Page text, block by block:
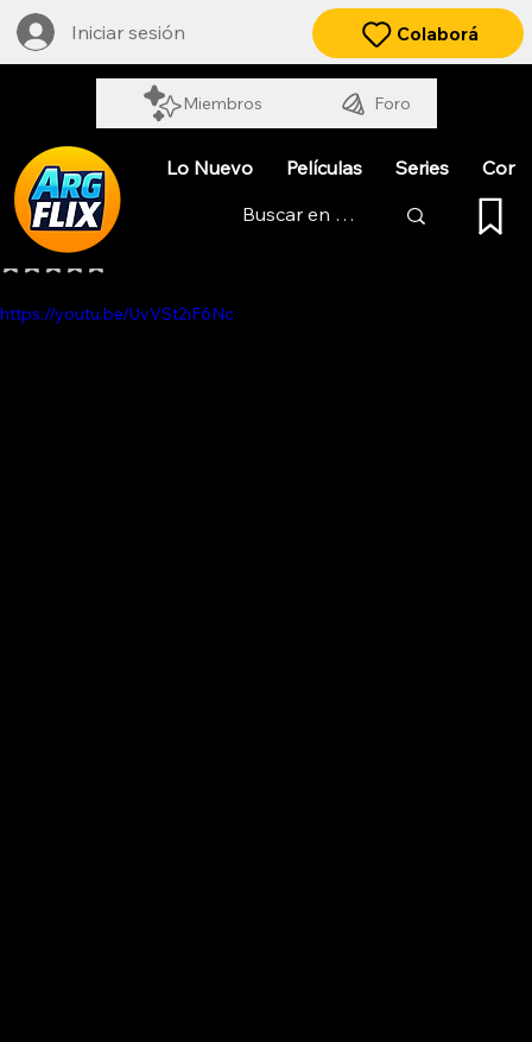
Iniciar sesión
Miembros Foro
Colaborá
Lo Nuevo Películas Series
LA MUJER EN CUESTIÓN
Obtuvo NaN de 5 estrellas.
https://youtu.be/UvVSt2iF6Nc